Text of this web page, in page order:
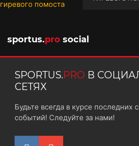
sportus.pro social
SPORTUS.PRO В
СЕТЯХ
Будьте всегда в курсе последних
событий! Следуйте за нами!